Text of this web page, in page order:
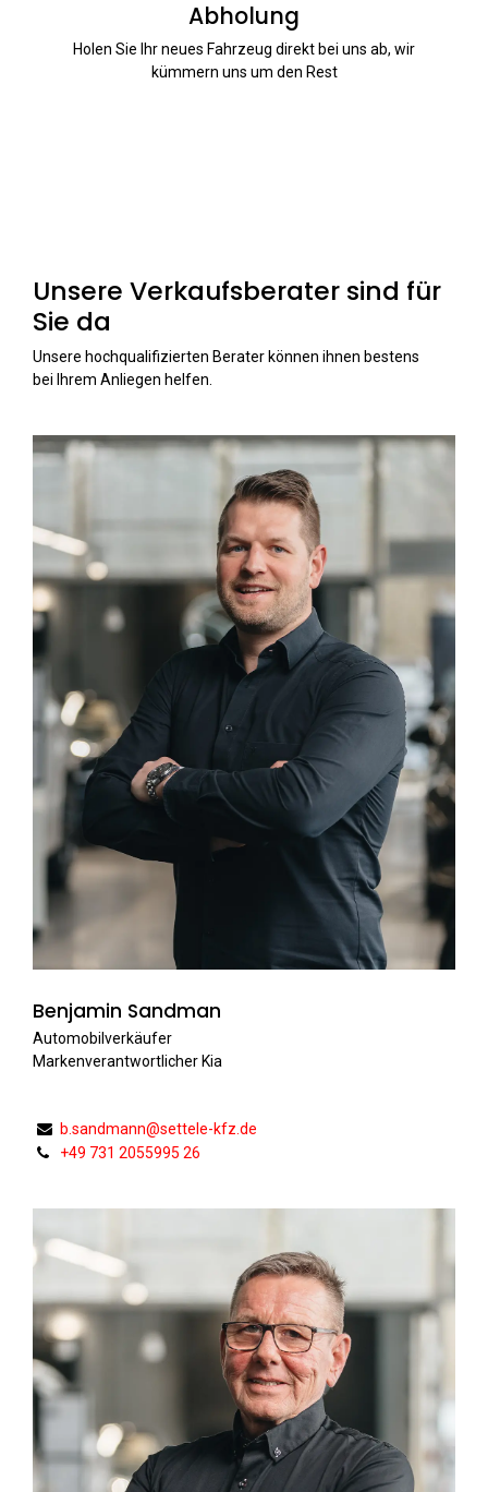
Abholung
Holen Sie Ihr neues Fahrzeug direkt bei uns ab, wir
kümmern uns um den Rest
Unsere Verkaufsberater sind für
Sie da
Unsere hochqualifizierten Berater können ihnen bestens
bei Ihrem Anliegen helfen.
Benjamin Sandman
Automobilverkäufer
Markenverantwortlicher Kia
b.sandmann@settele-kfz.de
+49 731 2055995 26